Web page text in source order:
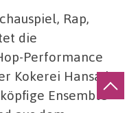
Rap,
die
Performance
Kokerei Hansa in
Ensemble